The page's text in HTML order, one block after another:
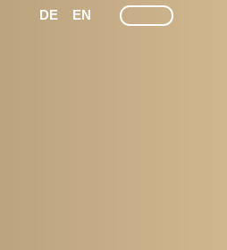
LEICHTE SPRACHE
GEÄRDEN SPRACHEN
DE EN SUCHE